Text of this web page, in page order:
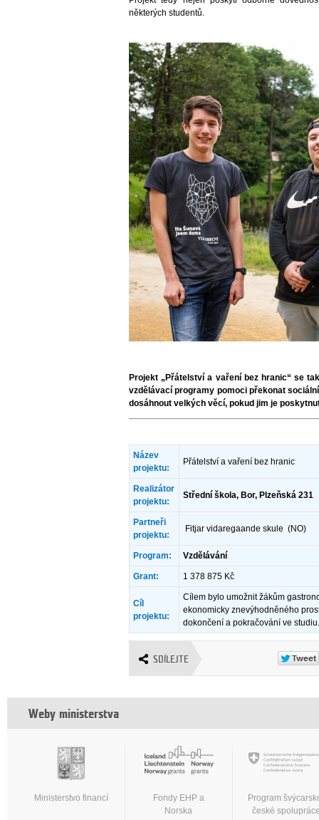
některých studentů.
Projekt „Přátelství a vaření bez hranic“ se
vzdělávací programy pomoci překonat
dosáhnout velkých věcí, pokud jim je
Název
projektu:
Přátelství a vaření bez hranic
Realizátor
projektu:
Střední škola, Bor, Plzeňská 231
Partneři
projektu:
Fitjar vidaregaande skule (NO)
Program: Vzdělávání
Grant: 1 378 875 Kč
Cíl
projektu:
Cílem bylo umožnit žákům
ekonomicky znevýhodněného
dokončení a pokračování ve
SDÍLEJTE
Weby ministerstva
Ministerstvo financí
Fondy EHP a
Norska
Program
české